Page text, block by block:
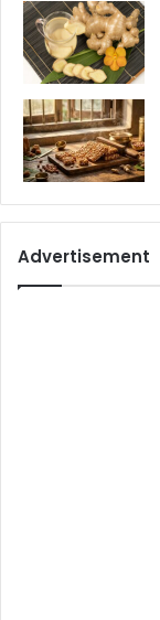
Advertisement